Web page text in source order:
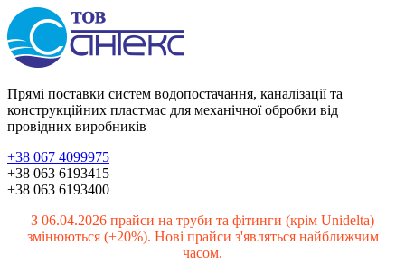
Прямі поставки систем водопостачання, каналізації та
конструкційних пластмас для механічної обробки від
провідних виробників
+38 067 4099975
+38 063 6193415
+38 063 6193400
З 06.04.2026 прайси на труби та фітинги (крім Unidelta)
змінюються (+20%). Нові прайси з'являться найближчим
часом.